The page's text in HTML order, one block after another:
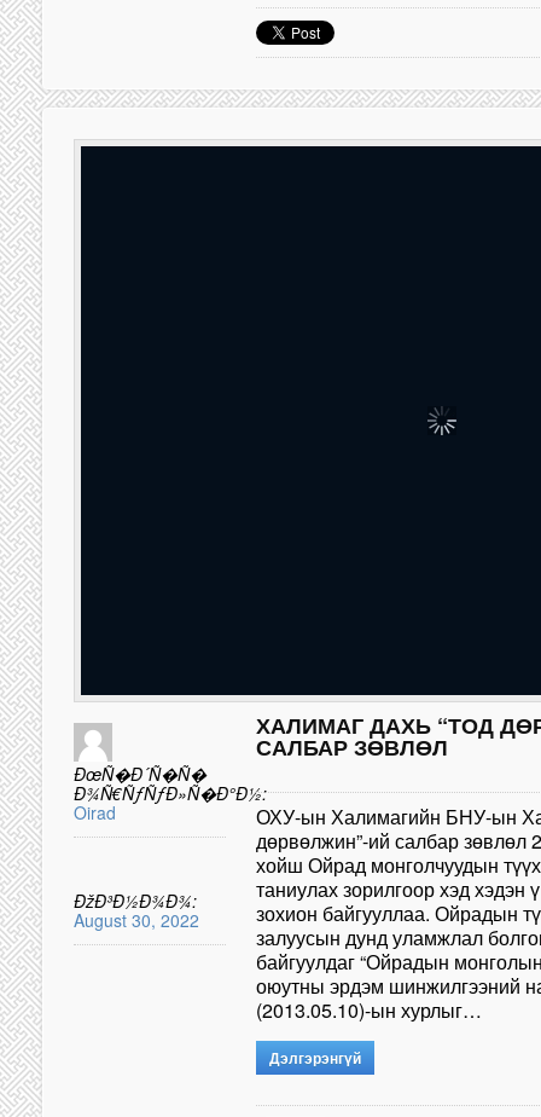
ÐœÑ�Ð´Ñ�Ñ�
Ð¾Ñ€ÑƒÑƒÐ»Ñ�Ð°Ð½:
Oirad
ÐžÐ³Ð½Ð¾Ð¾:
August 30, 2022
ХАЛИМАГ ДАХЬ “ТОД
САЛБАР ЗӨВЛӨЛ
ОХУ-ын Халимагийн БНУ-ын
дөрвөлжин”-ий салбар зөвлөл
хойш Ойрад монголчуудын
таниулах зорилгоор хэд хэдэн
зохион байгууллаа. Ойрадын
залуусын дунд уламжлал
байгуулдаг “Ойрадын
оюутны эрдэм шинжилгээний
(2013.05.10)-ын хурлыг…
Дэлгэрэнгүй